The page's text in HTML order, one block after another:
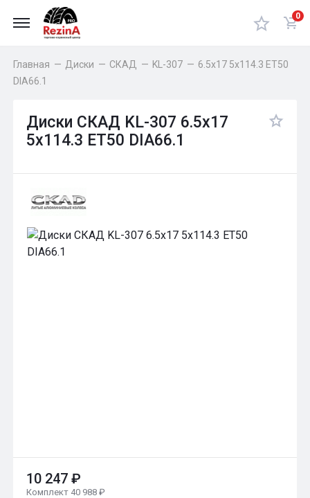
0
Главная — Диски — СКАД — KL-307 — 6.5x17 5x114.3 ET50
DIA66.1
Диски СКАД KL-307 6.5x17
5x114.3 ET50 DIA66.1
10 247 ₽
Комплект 40 988 ₽